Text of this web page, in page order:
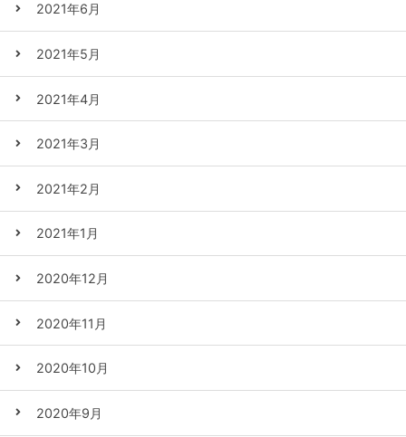
2021年6月
2021年5月
2021年4月
2021年3月
2021年2月
2021年1月
2020年12月
2020年11月
2020年10月
2020年9月